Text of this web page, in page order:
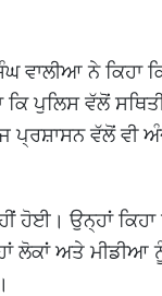
ਵਾਲੀਆ ਨੇ ਕਿਹਾ
ਵੱਲੋਂ ਸਥਿਤੀ
ਪ੍ਰਸ਼ਾਸਨ ਵੱਲੋਂ ਵੀ
ਹੋਈ। ਉਨ੍ਹਾਂ
ਲੋਕਾਂ ਅਤੇ ਮੀਡੀਆ